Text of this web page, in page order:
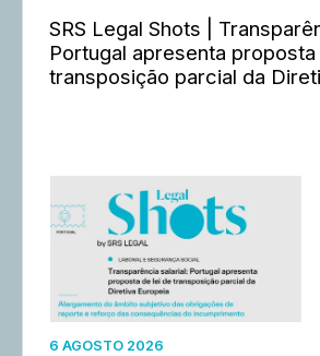
SRS Legal Shots |
Portugal apresenta
transposição parcial da
6 AGOSTO 2026